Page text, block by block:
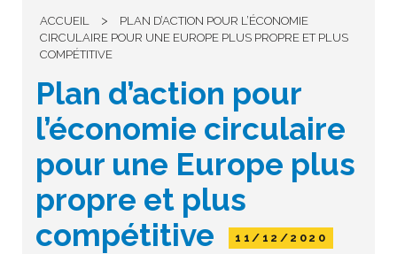
ACCUEIL >
PLAN D’ACTION POUR L’ÉCONOMIE
CIRCULAIRE POUR UNE EUROPE PLUS PROPRE ET PLUS
COMPÉTITIVE
Plan d’action pour
l’économie circulaire
pour une Europe plus
propre et plus
compétitive
11/12/2020